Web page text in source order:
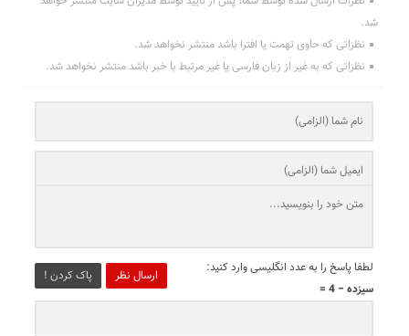
شد.
نظراتی که حاوی تهمت یا افترا باشد منتشر نخواهد شد.
نظراتی که به غیر از زبان فارسی یا غیر مرتبط با خبر باشد منتشر نخواهد شد.
ارسال نظر پاک کردن !
لطفا پاسخ را به عدد انگلیسی وارد کنید:
سیزده − 4 =